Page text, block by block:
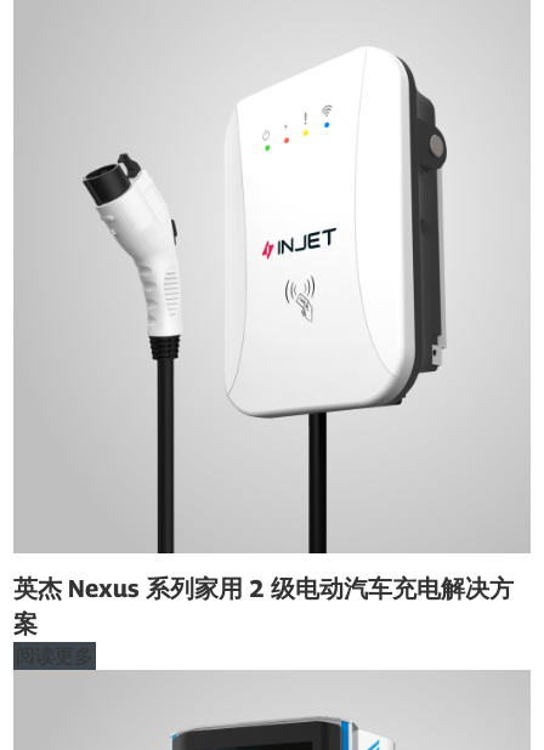
英杰 Nexus 系列家用 2 级电动汽车充电解决方
案
阅读更多